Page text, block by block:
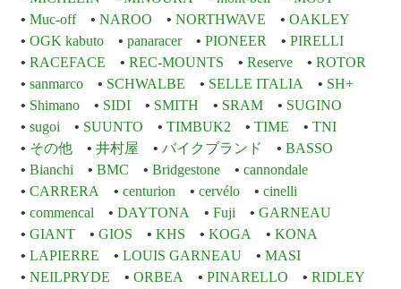
Muc-off
NAROO NORTHWAVE
OAKLEY
OGK kabuto
panaracer PIONEER
PIRELLI
RACEFACE
REC-MOUNTS Reserve
ROTOR
sanmarco
SCHWALBE SELLE ITALIA
SH+
Shimano
SIDI SMITH SRAM
SUGINO
sugoi
SUUNTO TIMBUK2 TIME
TNI
その他
井村屋 バイクブランド
BASSO
Bianchi
BMC Bridgestone
cannondale
CARRERA
centurion cervélo
cinelli
commencal
DAYTONA Fuji
GARNEAU
GIANT
GIOS KHS KOGA
KONA
LAPIERRE
LOUIS GARNEAU
MASI
NEILPRYDE
ORBEA PINARELLO
RIDLEY